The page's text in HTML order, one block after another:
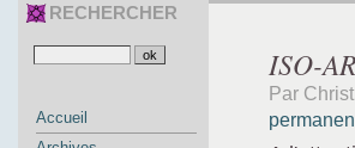
ISO-
Par
RECHERCHER
Accueil